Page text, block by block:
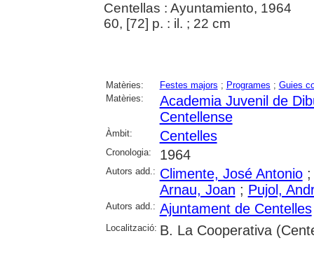
Centellas : Ayuntamiento, 1964
60, [72] p. : il. ; 22 cm
Matèries: Festes majors ; Programes ; Guies
Matèries:
Academia Juvenil de
Centellense
Àmbit: Centelles
Cronologia: 1964
Autors add.: Climente, José Antonio
Arnau, Joan ; Pujol,
Autors add.: Ajuntament de Centelles
Localització: B. La Cooperativa